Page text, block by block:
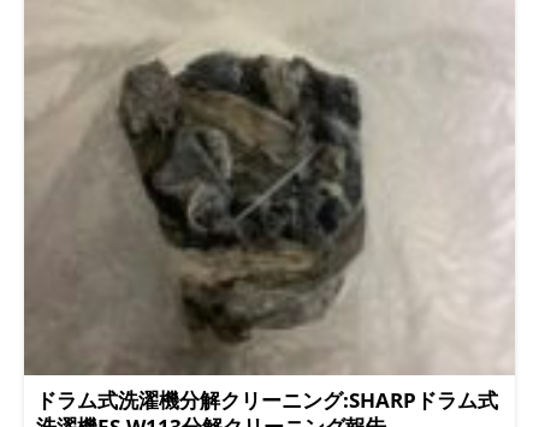
ドラム式洗濯機分解クリーニング:SHARPドラム式